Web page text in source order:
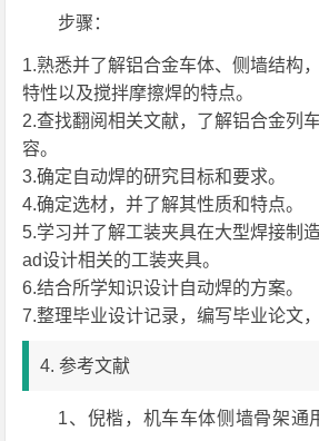
步骤：
1.熟悉并了解铝合金车体、侧墙结构
特性以及搅拌摩擦焊的特点。
2.查找翻阅相关文献，了解铝合金列
容。
3.确定自动焊的研究目标和要求。
4.确定选材，并了解其性质和特点。
5.学习并了解工装夹具在大型焊接制
ad设计相关的工装夹具。
6.结合所学知识设计自动焊的方案。
7.整理毕业设计记录，编写毕业论文，
4. 参考文献
1、倪楷，机车车体侧墙骨架通